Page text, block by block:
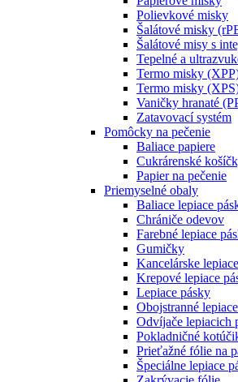
Polievkové misky
Šalátové misky
Šalátové misy s
Tepelné a
Termo misky
Termo misky
Vaničky hranaté
Zatavovací systém
Pomôcky na pečenie
Baliace papiere
Cukrárenské
Papier na pečenie
Priemyselné obaly
Baliace lepiace
Chrániče odevov
Farebné lepiace
Gumičky
Kancelárske
Krepové lepiace
Lepiace pásky
Obojstranné
Odvíjače lepiacich
Pokladničné
Prieťažné fólie na
Špeciálne lepiace